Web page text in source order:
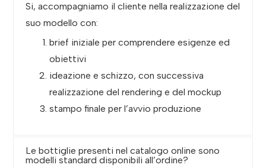
Si, accompagniamo il cliente nella realizzazione del
suo modello con:
brief iniziale per comprendere esigenze ed
obiettivi
ideazione e schizzo, con successiva
realizzazione del rendering e del mockup
stampo finale per l’avvio produzione
Le bottiglie presenti nel catalogo online sono
modelli standard disponibili all’ordine?